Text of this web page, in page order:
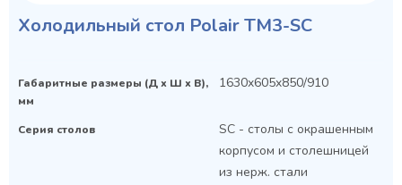
Холодильный стол Polair TM3-SC
Габаритные размеры (Д х Ш х В),
мм
1630x605x850/910
Серия столов
SC - столы с окрашенным
корпусом и столешницей
из нерж. стали